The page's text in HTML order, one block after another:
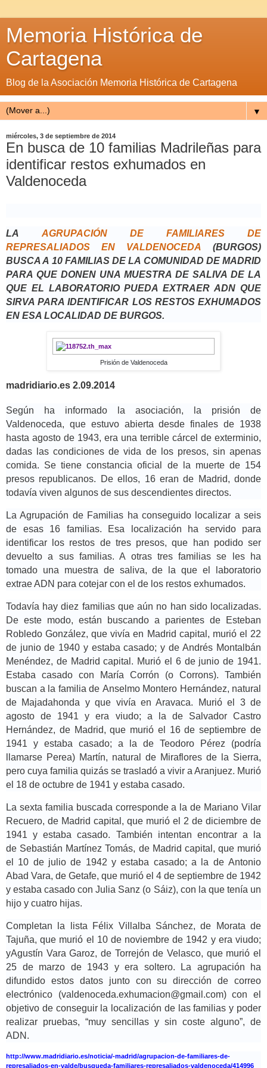
Memoria Histórica de
Cartagena
Blog de la Asociación Memoria Histórica de Cartagena
▼
miércoles, 3 de septiembre de 2014
En busca de 10 familias Madrileñas para
identificar restos exhumados en
Valdenoceda
LA AGRUPACIÓN DE FAMILIARES DE
REPRESALIADOS EN VALDENOCEDA (BURGOS)
BUSCA A 10 FAMILIAS DE LA COMUNIDAD DE MADRID
PARA QUE DONEN UNA MUESTRA DE SALIVA DE LA
QUE EL LABORATORIO PUEDA EXTRAER ADN QUE
SIRVA PARA IDENTIFICAR LOS RESTOS EXHUMADOS
EN ESA LOCALIDAD DE BURGOS.
Prisión de Valdenoceda
madridiario.es 2.09.2014
Según ha informado la asociación, la prisión de
Valdenoceda, que estuvo abierta desde finales de 1938
hasta agosto de 1943, era una terrible cárcel de exterminio,
dadas las condiciones de vida de los presos, sin apenas
comida. Se tiene constancia oficial de la muerte de 154
presos republicanos. De ellos, 16 eran de Madrid, donde
todavía viven algunos de sus descendientes directos.
La Agrupación de Familias ha conseguido localizar a seis
de esas 16 familias. Esa localización ha servido para
identificar los restos de tres presos, que han podido ser
devuelto a sus familias. A otras tres familias se les ha
tomado una muestra de saliva, de la que el laboratorio
extrae ADN para cotejar con el de los restos exhumados.
Todavía hay diez familias que aún no han sido localizadas.
De este modo, están buscando a parientes de Esteban
Robledo González, que vivía en Madrid capital, murió el 22
de junio de 1940 y estaba casado; y de Andrés Montalbán
Menéndez, de Madrid capital. Murió el 6 de junio de 1941.
Estaba casado con María Corrón (o Corrons). También
buscan a la familia de Anselmo Montero Hernández, natural
de Majadahonda y que vivía en Aravaca. Murió el 3 de
agosto de 1941 y era viudo; a la de Salvador Castro
Hernández, de Madrid, que murió el 16 de septiembre de
1941 y estaba casado; a la de Teodoro Pérez (podría
llamarse Perea) Martín, natural de Miraflores de la Sierra,
pero cuya familia quizás se trasladó a vivir a Aranjuez. Murió
el 18 de octubre de 1941 y estaba casado.
La sexta familia buscada corresponde a la de Mariano Vilar
Recuero, de Madrid capital, que murió el 2 de diciembre de
1941 y estaba casado. También intentan encontrar a la
de Sebastián Martínez Tomás, de Madrid capital, que murió
el 10 de julio de 1942 y estaba casado; a la de Antonio
Abad Vara, de Getafe, que murió el 4 de septiembre de 1942
y estaba casado con Julia Sanz (o Sáiz), con la que tenía un
hijo y cuatro hijas.
Completan la lista Félix Villalba Sánchez, de Morata de
Tajuña, que murió el 10 de noviembre de 1942 y era viudo;
yAgustín Vara Garoz, de Torrejón de Velasco, que murió el
25 de marzo de 1943 y era soltero. La agrupación ha
difundido estos datos junto con su dirección de correo
electrónico (valdenoceda.exhumacion@gmail.com) con el
objetivo de conseguir la localización de las familias y poder
realizar pruebas, “muy sencillas y sin coste alguno”, de
ADN.
http://www.madridiario.es/noticia/-madrid/agrupacion-de-familiares-de-
represaliados-en-valde/busqueda-familiares-represaliados-valdenoceda/414996